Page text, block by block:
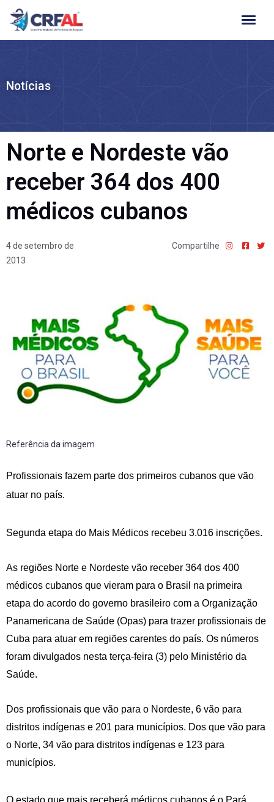
Ir
para
Notícias
Norte e Nordeste vão
receber 364 dos 400
médicos cubanos
4 de setembro de
2013
Compartilhe
Referência da imagem
Profissionais fazem parte dos primeiros cubanos que vão
atuar no país.
Segunda etapa do Mais Médicos recebeu 3.016 inscrições.
As regiões Norte e Nordeste vão receber 364 dos 400
médicos cubanos que vieram para o Brasil na primeira
etapa do acordo do governo brasileiro com a Organização
Panamericana de Saúde (Opas) para trazer profissionais de
Cuba para atuar em regiões carentes do país. Os números
foram divulgados nesta terça-feira (3) pelo Ministério da
Saúde.
Dos profissionais que vão para o Nordeste, 6 vão para
distritos indígenas e 201 para municípios. Dos que vão para
o Norte, 34 vão para distritos indígenas e 123 para
municípios.
O estado que mais receberá médicos cubanos é o Pará,